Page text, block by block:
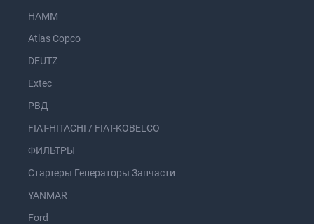
HAMM
Atlas Copco
DEUTZ
Extec
РВД
FIAT-HITACHI / FIAT-KOBELCO
ФИЛЬТРЫ
Стартеры Генераторы Запчасти
YANMAR
Ford